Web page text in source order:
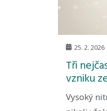
25. 2. 2026
Tři
vzniku
Vysoký